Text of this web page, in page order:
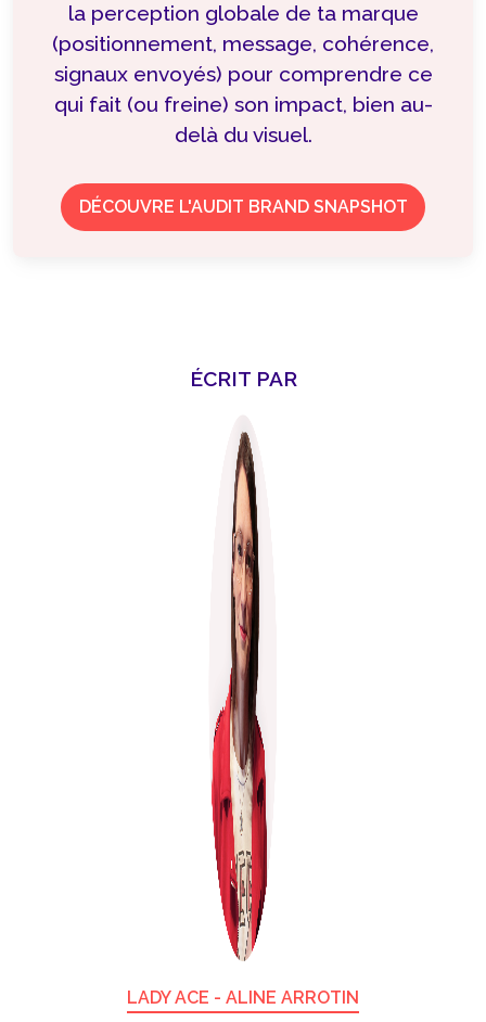
la perception globale de ta marque
(positionnement, message, cohérence,
signaux envoyés) pour comprendre ce
qui fait (ou freine) son impact, bien au-
delà du visuel.
DÉCOUVRE L'AUDIT BRAND SNAPSHOT
ÉCRIT PAR
LADY ACE - ALINE ARROTIN